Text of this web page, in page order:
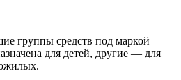
группы средств под маркой
для детей, другие — для